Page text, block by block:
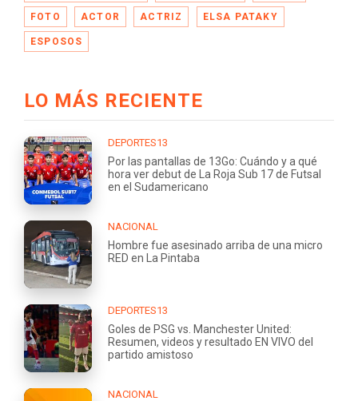
FOTO ACTOR ACTRIZ ELSA PATAKY
ESPOSOS
LO MÁS RECIENTE
DEPORTES13
Por las pantallas de 13Go: Cuándo y a qué
hora ver debut de La Roja Sub 17 de Futsal
en el Sudamericano
NACIONAL
Hombre fue asesinado arriba de una micro
RED en La Pintaba
DEPORTES13
Goles de PSG vs. Manchester United:
Resumen, videos y resultado EN VIVO del
partido amistoso
NACIONAL